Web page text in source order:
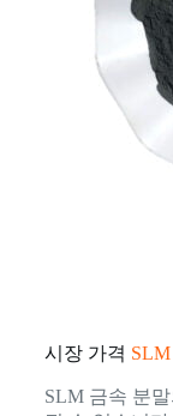
시장 가격 SLM
SLM 금속 분